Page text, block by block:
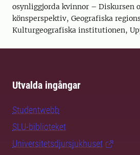
osynliggjorda kvinnor – Diskursen
könsperspektiv, Geografiska
Kulturgeografiska institutionen,
Utvalda ingångar
Studentwebb
SLU-biblioteket
Universitetsdjursjukhuset